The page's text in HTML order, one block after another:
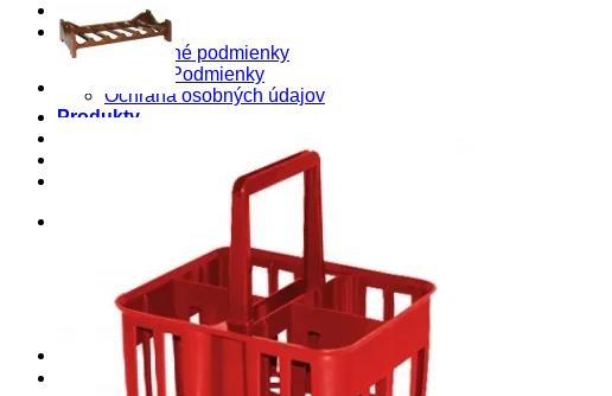
O nás
Obchodné podmienky
Pravné Podmienky
Ochrana osobných údajov
Produkty
Žiadne produkty v košíku.
Hľadať: